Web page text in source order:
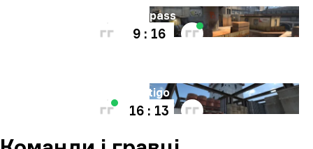
Overpass
9 : 16
Vertigo
16 : 13